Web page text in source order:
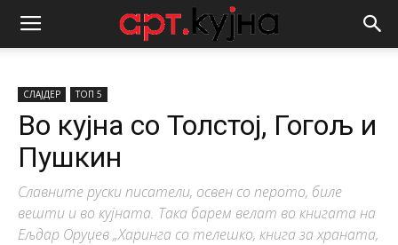
СЛАЈДЕР ТОП 5
Во кујна со Толстој, Гогољ и
Пушкин
Славните руски писатели, освен со перото, биле
вешти и во кујната. Така барем велат во книгата на
Ељдар Оруџев „Харинга со телешко, книга за храната,